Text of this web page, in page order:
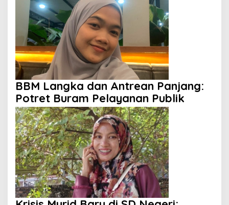
BBM Langka dan Antrean Panjang:
Potret Buram Pelayanan Publik